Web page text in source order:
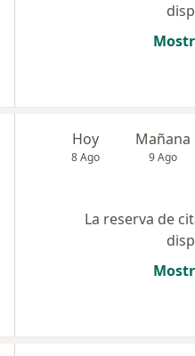
Hoy
8 Ago
Mañana
9 Ago
La reserva de